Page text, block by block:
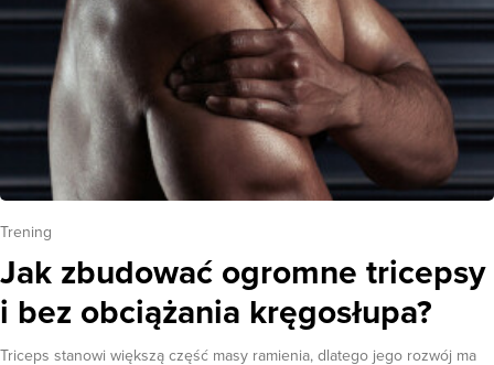
Trening
Jak zbudować ogromne tricepsy
i bez obciążania kręgosłupa?
Triceps stanowi większą część masy ramienia, dlatego jego rozwój ma